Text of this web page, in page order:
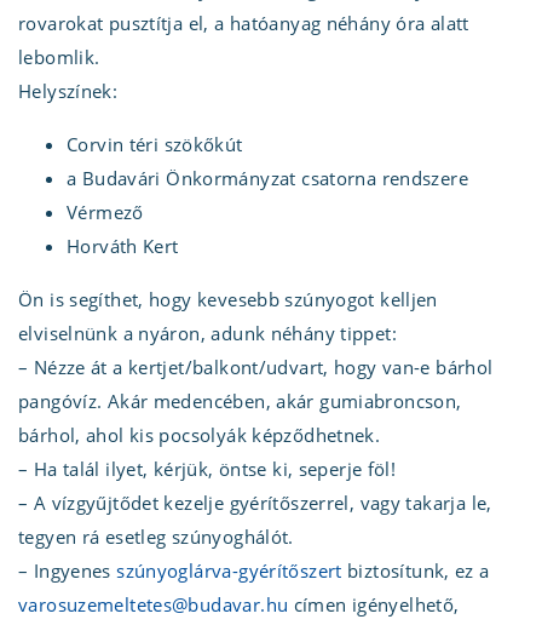
rovarokat pusztítja el, a hatóanyag néhány óra alatt
lebomlik.
Helyszínek:
Corvin téri szökőkút
a Budavári Önkormányzat csatorna rendszere
Vérmező
Horváth Kert
Ön is segíthet, hogy kevesebb szúnyogot kelljen
elviselnünk a nyáron, adunk néhány tippet:
– Nézze át a kertjet/balkont/udvart, hogy van-e bárhol
pangóvíz. Akár medencében, akár gumiabroncson,
bárhol, ahol kis pocsolyák képződhetnek.
– Ha talál ilyet, kérjük, öntse ki, seperje föl!
– A vízgyűjtődet kezelje gyérítőszerrel, vagy takarja le,
tegyen rá esetleg szúnyoghálót.
– Ingyenesszúnyoglárva-gyérítőszert biztosítunk, ez a
varosuzemeltetes@budavar.hu címen igényelhető,